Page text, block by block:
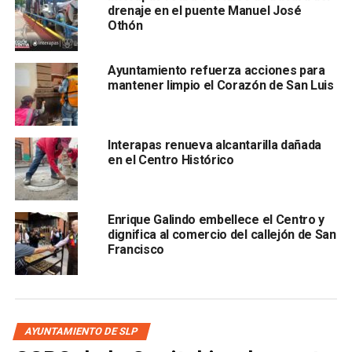
, cuya estructura y piso serán rehabilitados como parte de
una recuperación estética y funcional.
Durante el arranque de las actividades, Galindo Ceballos
plantó simbólicamente una magnolia, acción que
representó el renacimiento del Centro: “
de lleno a este sitio histórico, será una
transformación nunca antes vista; queremos generar
una cultura de cuidado, protección, de querer y de
También lee:Galindo: No hay plan B para uso de Plaza
Fundadores
drenaje en el puente Manuel José
Othón
Ayuntamiento refuerza acciones para
mantener limpio el Corazón de San Luis
Interapas renueva alcantarilla dañada
en el Centro Histórico
Enrique Galindo embellece el Centro y
dignifica al comercio del callejón de San
Francisco
AYUNTAMIENTO DE SLP